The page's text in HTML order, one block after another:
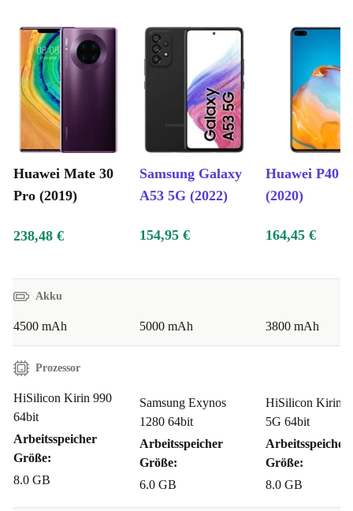
Huawei Mate 30
Pro (2019)
Samsung Galaxy
A53 5G (2022)
Huawei P40
(2020)
238,48 € 154,95 € 164,45 €
Akku
4500 mAh 5000 mAh 3800 mAh
Prozessor
HiSilicon Kirin 990
64bit
Arbeitsspeicher
Größe:
8.0 GB
Samsung Exynos
1280 64bit
Arbeitsspeicher
Größe:
6.0 GB
HiSilicon Kirin
5G 64bit
Arbeitsspeicher
Größe:
8.0 GB